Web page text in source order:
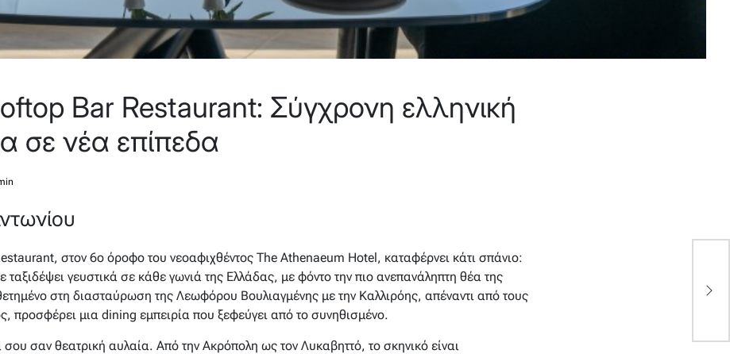
Bar Restaurant: Σύγχρονη ελληνική
σε νέα επίπεδα
στον 6ο όροφο του νεοαφιχθέντος The Athenaeum Hotel, καταφέρνει κάτι σπάνιο:
γευστικά σε κάθε γωνιά της Ελλάδας, με φόντο την πιο ανεπανάληπτη θέα της
στη διασταύρωση της Λεωφόρου Βουλιαγμένης με την Καλλιρόης, απέναντι από τους
προσφέρει μια dining εμπειρία που ξεφεύγει από το συνηθισμένο.
σαν θεατρική αυλαία. Από την Ακρόπολη ως τον Λυκαβηττό, το σκηνικό είναι